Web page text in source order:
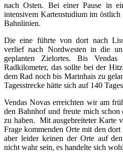
nach Osten. Bei einer Pause in
intensivem Kartenstudium im östlich
Bahnlinien.
Die eine führte von dort nach
verlief nach Nordwesten in die
geplanten Zielortes. Bis
Radkilometer, das sollte bei der
dem Rad noch bis Marinhais zu
Tagesstrecke hätte sich auf 140
Vendas Novas erreichten wir am
den Bahnhof und freute mich schon
zu haben. Mit ausgebreiteter Karte
Frage kommenden Orte mit den
aber leider keinen der Orte auf
nicht wahr sein, es handelte sich